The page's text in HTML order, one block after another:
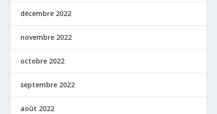
décembre 2022
novembre 2022
octobre 2022
septembre 2022
août 2022